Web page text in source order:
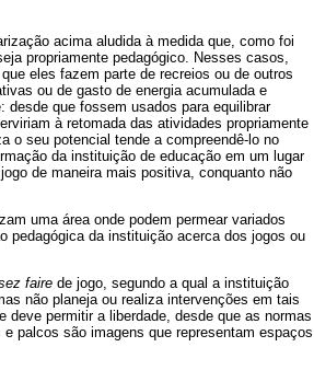
acima aludida à medida que, como foi
propriamente pedagógico. Nesses casos,
eles fazem parte de recreios ou de outros
ou de gasto de energia acumulada e
que fossem usados para equilibrar
à retomada das atividades propriamente
o seu potencial tende a compreendê-lo no
da instituição de educação em um lugar
de maneira mais positiva, conquanto não
uma área onde podem permear variados
pedagógica da instituição acerca dos jogos ou
faire de jogo, segundo a qual a instituição
não planeja ou realiza intervenções em tais
permitir a liberdade, desde que as normas
palcos são imagens que representam espaços